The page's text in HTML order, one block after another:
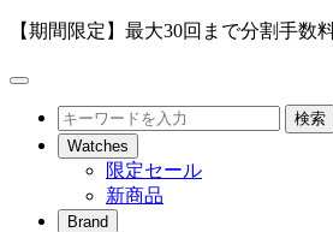
【期間限定】最大30回まで分割手数
メ
検
索
検索
Watches
限定セール
新商品
Brand